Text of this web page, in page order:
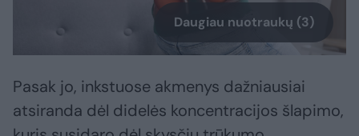
Daugiau nuotraukų (3)
Pasak jo, inkstuose akmenys dažniausiai
atsiranda dėl didelės koncentracijos šlapimo,